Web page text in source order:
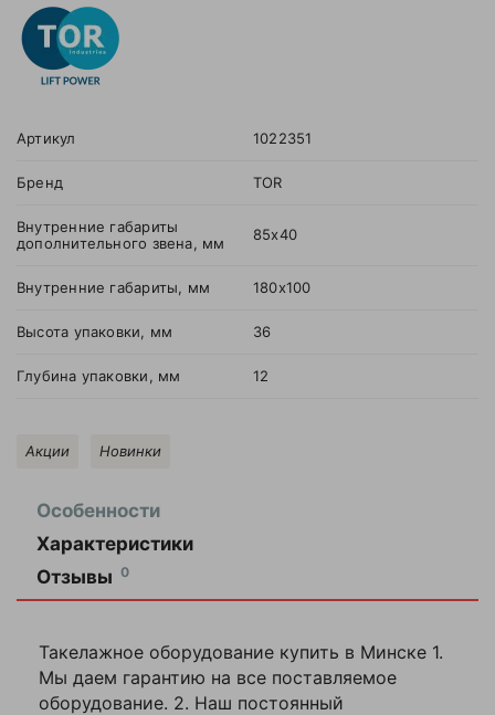
Артикул 1022351
Бренд TOR
Внутренние габариты
дополнительного звена, мм
85х40
Внутренние габариты, мм 180х100
Высота упаковки, мм 36
Глубина упаковки, мм 12
Акции Новинки
Особенности
Характеристики
Отзывы 0
Такелажное оборудование купить в Минске 1.
Мы даем гарантию на все поставляемое
оборудование. 2. Наш постоянный
Артикул
Внутренние
габариты
дополнительного
звена, мм
85х40
Оставить
отзыв
Ваша
оценка